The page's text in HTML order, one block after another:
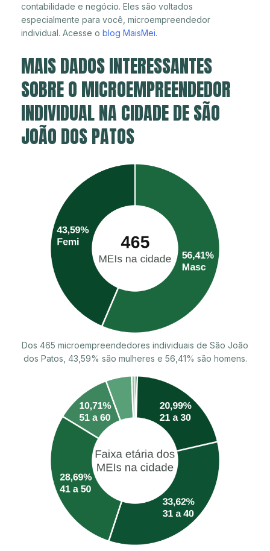
contabilidade e negócio. Eles são voltados
especialmente para você, microempreendedor
individual. Acesse o blog MaisMei.
MAIS DADOS INTERESSANTES
SOBRE O MICROEMPREENDEDOR
INDIVIDUAL NA CIDADE DE SÃO
JOÃO DOS PATOS
Dos 465 microempreendedores individuais de São João
dos Patos, 43,59% são mulheres e 56,41% são homens.